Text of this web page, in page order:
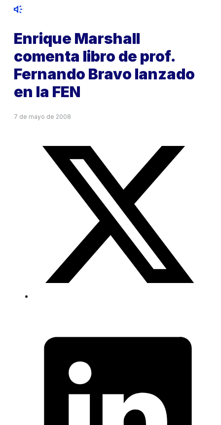
Enrique Marshall
comenta libro de prof.
Fernando Bravo lanzado
en la FEN
7 de mayo de 2008